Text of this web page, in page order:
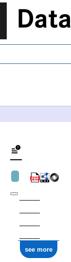
Data
see more